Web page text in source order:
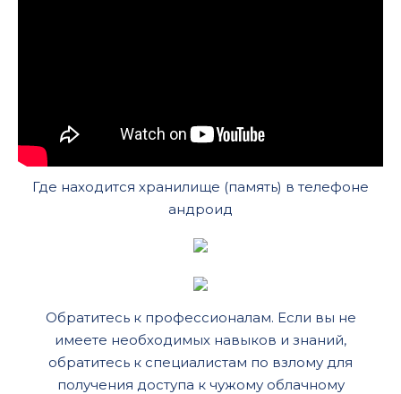
Где находится хранилище (память) в телефоне
андроид
Обратитесь к профессионалам. Если вы не
имеете необходимых навыков и знаний,
обратитесь к специалистам по взлому для
получения доступа к чужому облачному